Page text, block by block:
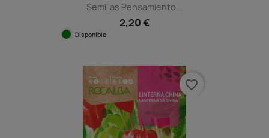
Semillas Pensamiento...
2,20 €
Disponible
favorite_border